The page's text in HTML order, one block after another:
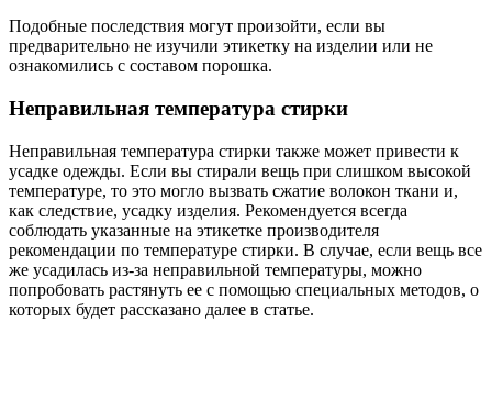
Подобные последствия могут произойти, если вы
предварительно не изучили этикетку на изделии или не
ознакомились с составом порошка.
Неправильная температура стирки
Неправильная температура стирки также может привести к
усадке одежды. Если вы стирали вещь при слишком высокой
температуре, то это могло вызвать сжатие волокон ткани и,
как следствие, усадку изделия. Рекомендуется всегда
соблюдать указанные на этикетке производителя
рекомендации по температуре стирки. В случае, если вещь все
же усадилась из-за неправильной температуры, можно
попробовать растянуть ее с помощью специальных методов, о
которых будет рассказано далее в статье.